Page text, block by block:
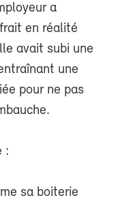
a
en réalité
avait subi une
une
pour ne pas
:
sa boiterie